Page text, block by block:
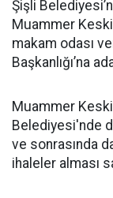
Şişli
Muammer
makam odası
Başkanlığı’na
Muammer
Belediyesi'nde
ve sonrasında
ihaleler alması